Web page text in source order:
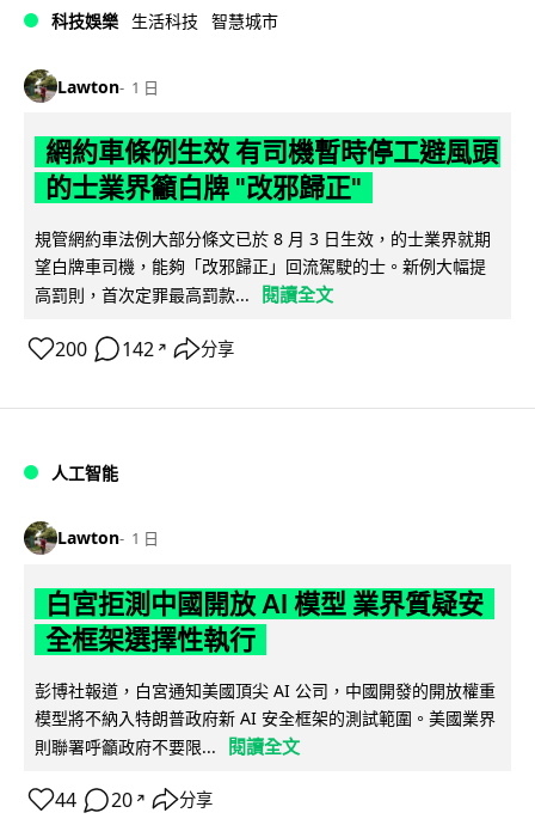
科技娛樂 生活科技 智慧城市
Lawton 1 日
網約車條例生效 有司機暫時停工避風頭
的士業界籲白牌 "改邪歸正"
規管網約車法例大部分條文已於 8 月 3 日生效，的士業界就期
望白牌車司機，能夠「改邪歸正」回流駕駛的士。新例大幅提
高罰則，首次定罪最高罰款...
閱讀全文
200 142 ↗ 分享
人工智能
Lawton 1 日
白宮拒測中國開放 AI 模型 業界質疑安
全框架選擇性執行
彭博社報道，白宮通知美國頂尖 AI 公司，中國開發的開放權重
模型將不納入特朗普政府新 AI 安全框架的測試範圍。美國業界
則聯署呼籲政府不要限...
閱讀全文
44 20 ↗ 分享